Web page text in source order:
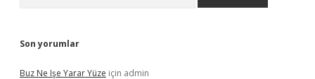
Son yorumlar
Buz Ne Işe Yarar Yüze için admin